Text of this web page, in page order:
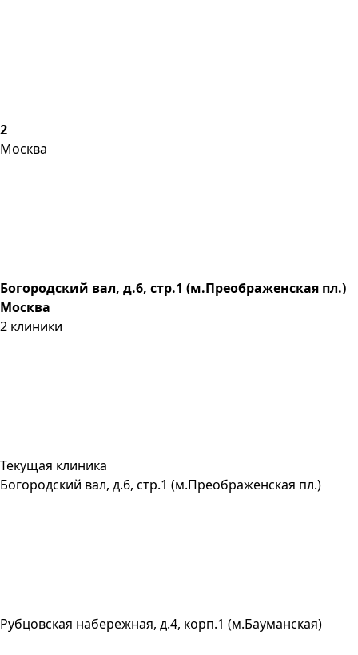
2
Москва
Богородский вал, д.6, стр.1 (м.Преображенская пл.)
Москва
2 клиники
Текущая клиника
Богородский вал, д.6, стр.1 (м.Преображенская пл.)
Рубцовская набережная, д.4, корп.1 (м.Бауманская)